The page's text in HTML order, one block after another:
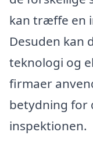
kan træffe en
Desuden kan
teknologi og
firmaer
betydning for
inspektionen.